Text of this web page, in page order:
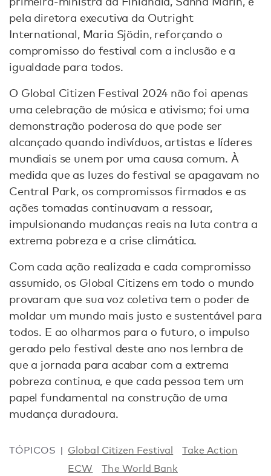
pela diretora executiva da Outright
International, Maria Sjödin, reforçando o
compromisso do festival com a inclusão e a
igualdade para todos.
O Global Citizen Festival 2024 não foi apenas
uma celebração de música e ativismo; foi uma
demonstração poderosa do que pode ser
alcançado quando indivíduos, artistas e líderes
mundiais se unem por uma causa comum. À
medida que as luzes do festival se apagavam no
Central Park, os compromissos firmados e as
ações tomadas continuavam a ressoar,
impulsionando mudanças reais na luta contra a
extrema pobreza e a crise climática.
Com cada ação realizada e cada compromisso
assumido, os Global Citizens em todo o mundo
provaram que sua voz coletiva tem o poder de
moldar um mundo mais justo e sustentável para
todos. E ao olharmos para o futuro, o impulso
gerado pelo festival deste ano nos lembra de
que a jornada para acabar com a extrema
pobreza continua, e que cada pessoa tem um
papel fundamental na construção de uma
mudança duradoura.
TÓPICOS Global Citizen Festival
Take Action
ECW
The World Bank